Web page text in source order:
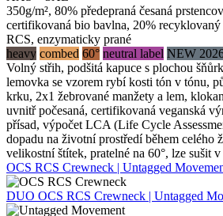
350g/m², 80% předepraná česaná
certifikovaná bio bavlna, 20%
RCS, enzymaticky prané
heavy combed 60° neutral label NEW
Volný střih, podšitá kapuce s plochou
lemovka se vzorem rybí kosti tón v tónu,
krku, 2x1 žebrované manžety a lem,
uvnitř počesaná, certifikovaná veganská
přísad, výpočet LCA (Life Cycle
dopadu na životní prostředí během celého
velikostní štítek, pratelné na 60°, lze sušit
OCS RCS Crewneck | Untagged
DUO OCS RCS Crewneck | Untagged